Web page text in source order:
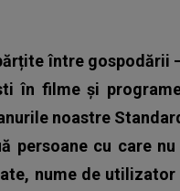
între gospodării
în filme și
noastre
persoane cu care
nume de